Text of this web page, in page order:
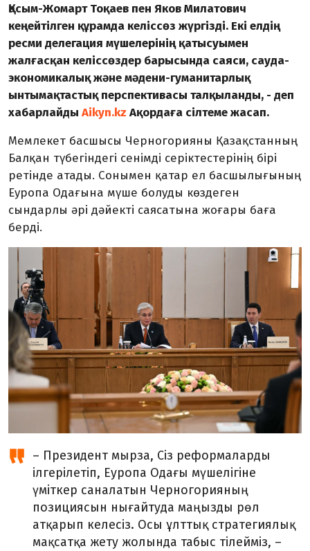
Қасым-Жомарт Тоқаев пен Яков Милатович
кеңейтілген құрамда келіссөз жүргізді. Екі елдің
ресми делегация мүшелерінің қатысуымен
жалғасқан келіссөздер барысында саяси, сауда-
экономикалық және мәдени-гуманитарлық
ынтымақтастық перспективасы талқыланды, - деп
хабарлайды Aikyn.kz Ақордаға сілтеме жасап.
Мемлекет басшысы Черногорияны Қазақстанның
Балқан түбегіндегі сенімді серіктестерінің бірі
ретінде атады. Сонымен қатар ел басшылығының
Еуропа Одағына мүше болуды көздеген
сындарлы әрі дәйекті саясатына жоғары баға
берді.
– Президент мырза, Сіз реформаларды
ілгерілетіп, Еуропа Одағы мүшелігіне
үміткер саналатын Черногорияның
позициясын нығайтуда маңызды рөл
атқарып келесіз. Осы ұлттық стратегиялық
мақсатқа жету жолында табыс тілейміз, –